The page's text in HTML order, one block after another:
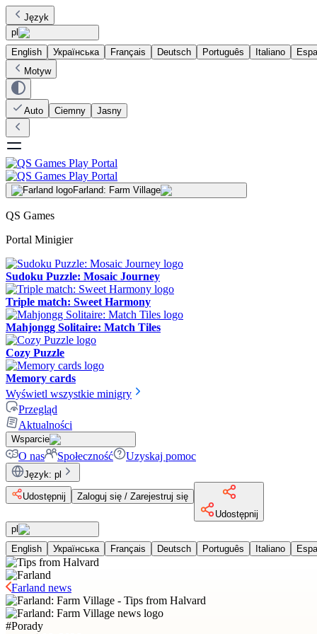
Język
pl
English
Українська Français Deutsch Português Italiano
Motyw
Auto Ciemny Jasny
Farland: Farm Village
QS Games
Portal Minigier
Sudoku Puzzle: Mosaic Journey
Triple match: Sweet Harmony
Mahjongg Solitaire: Match Tiles
Cozy Puzzle
Memory cards
Wyświetl wszystkie minigry
Przegląd
Aktualności
Wsparcie
O nas Społeczność Uzyskaj pomoc
Język: pl
Udostępnij
Zaloguj się / Zarejestruj się
Udostępnij
pl
English
Українська Français Deutsch Português Italiano
Farland news
#Porady